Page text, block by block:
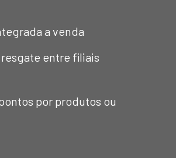
a venda
entre filiais
por produtos ou